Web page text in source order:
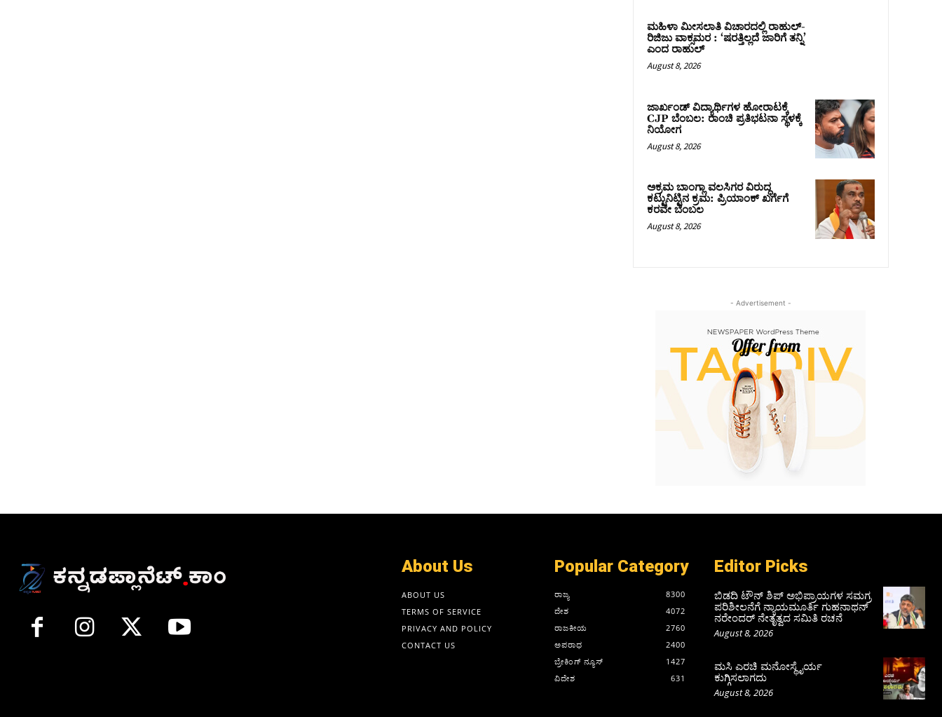
ಮಹಿಳಾ ಮೀಸಲಾತಿ ವಿಚಾರದಲ್ಲಿ ರಾಹುಲ್‌-
ರಿಜಿಜು ವಾಕ್ಸಮರ : ‘ಷರತ್ತಿಲ್ಲದೆ ಜಾರಿಗೆ ತನ್ನಿ’
ಎಂದ ರಾಹುಲ್‌
August 8, 2026
ಜಾರ್ಖಂಡ್‌ ವಿದ್ಯಾರ್ಥಿಗಳ ಹೋರಾಟಕ್ಕೆ
CJP ಬೆಂಬಲ: ರಾಂಚಿ ಪ್ರತಿಭಟನಾ ಸ್ಥಳಕ್ಕೆ
ನಿಯೋಗ
August 8, 2026
ಅಕ್ರಮ ಬಾಂಗ್ಲಾ ವಲಸಿಗರ ವಿರುದ್ಧ
ಕಟ್ಟುನಿಟ್ಟಿನ ಕ್ರಮ: ಪ್ರಿಯಾಂಕ್ ಖರ್ಗೆಗೆ
ಕರವೇ ಬೆಂಬಲ
August 8, 2026
- Advertisement -
About Us
ABOUT US
TERMS OF SERVICE
PRIVACY AND POLICY
CONTACT US
Popular Category
ರಾಜ್ಯ
8300
ದೇಶ
4072
ರಾಜಕೀಯ
2760
ಅಪರಾಧ
2400
ಬ್ರೇಕಿಂಗ್ ನ್ಯೂಸ್
1427
ವಿದೇಶ
631
Editor Picks
ಬಿಡದಿ ಟೌನ್ ಶಿಪ್ ಅಭಿಪ್ರಾಯಗಳ ಸಮಗ್ರ
ಪರಿಶೀಲನೆಗೆ ನ್ಯಾಯಮೂರ್ತಿ ಗುಹನಾಥನ್
ನರೇಂದರ್ ನೇತೃತ್ವದ ಸಮಿತಿ ರಚನೆ
August 8, 2026
ಮಸಿ ಎರಚಿ ಮನೋಸ್ಥೈರ್ಯ
ಕುಗ್ಗಿಸಲಾಗದು
August 8, 2026